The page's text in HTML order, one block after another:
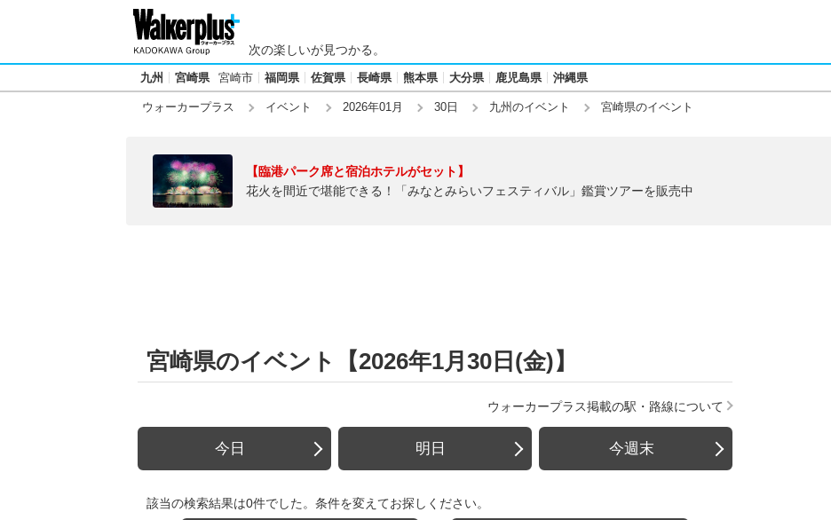
次の楽しいが見つかる。
九州 宮崎県 宮崎市 福岡県 佐賀県 長崎県 熊本県 大分県 鹿児島県 沖縄県
ウォーカープラス イベント 2026年01月 30日 九州のイベント 宮崎県のイベント
【臨港パーク席と宿泊ホテルがセット】
花火を間近で堪能できる！「みなとみらいフェスティバル」鑑賞ツアーを販売中
宮崎県のイベント【2026年1月30日(金)】
ウォーカープラス掲載の駅・路線について
今日 明日 今週末
該当の検索結果は0件でした。条件を変えてお探しください。